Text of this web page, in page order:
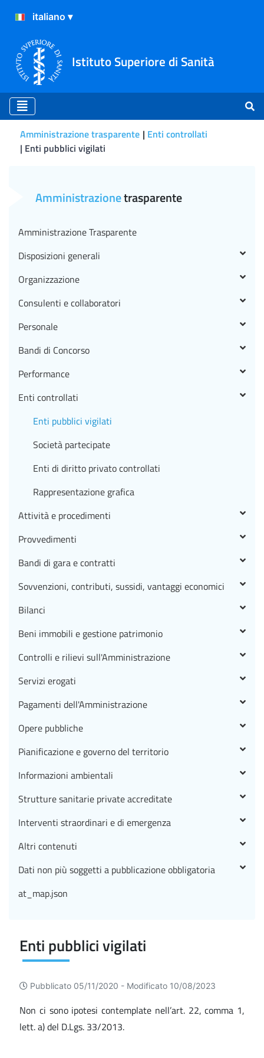
Istituto Superiore di Sanità
Amministrazione trasparente Enti controllati
Enti pubblici vigilati
Enti pubblici vigilati
Pubblicato 05/11/2020 - Modificato 10/08/2023
Non ci sono ipotesi contemplate nell’art. 22, comma 1,
lett. a) del D.Lgs. 33/2013.
Amministrazionetrasparente
Amministrazione Trasparente
Disposizioni generali
Organizzazione
Consulenti e collaboratori
Personale
Bandi di Concorso
Performance
Enti controllati
Enti pubblici vigilati
Società partecipate
Enti di diritto privato controllati
Rappresentazione grafica
Attività e procedimenti
Provvedimenti
Bandi di gara e contratti
Sovvenzioni, contributi, sussidi, vantaggi economici
Bilanci
Beni immobili e gestione patrimonio
Controlli e rilievi sull'Amministrazione
Servizi erogati
Pagamenti dell'Amministrazione
Opere pubbliche
Pianificazione e governo del territorio
Informazioni ambientali
Strutture sanitarie private accreditate
Interventi straordinari e di emergenza
Altri contenuti
Dati non più soggetti a pubblicazione obbligatoria
at_map.json